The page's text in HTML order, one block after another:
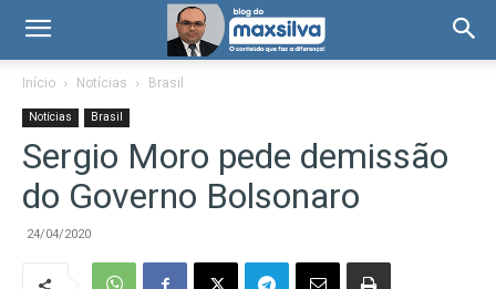
Início Notícias Brasil
Notícias Brasil
Sergio Moro pede demissão
do Governo Bolsonaro
24/04/2020